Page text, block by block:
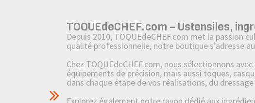
TOQUEdeCHEF.com – Ustensiles,
Depuis 2010, TOQUEdeCHEF.com met la passion
qualité professionnelle, notre boutique s’adresse
Chez TOQUEdeCHEF.com, nous sélectionnons
équipements de précision, mais aussi toques,
dans chaque étape de vos réalisations, du